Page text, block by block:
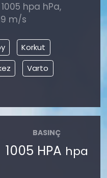
1005 hpa hPa,
m/s
Korkut
Varto
BASINÇ
1005 HPA hpa